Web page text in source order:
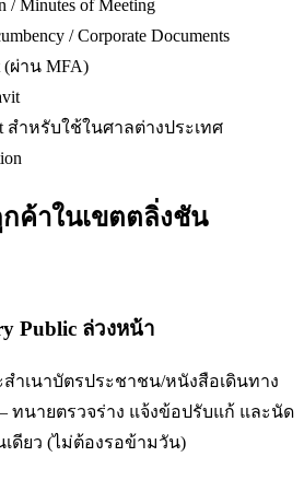
/ Minutes of Meeting
/ Corporate Documents
(ผ่าน MFA)
สำหรับใช้ในศาลต่างประเทศ
ค้าในเขตตลิ่งชัน
Public ล่วงหน้า
สำเนาบัตรประชาชน/หนังสือเดินทาง
ทนายตรวจร่าง แจ้งข้อปรับแก้ และนัด
เดียว (ไม่ต้องรอข้ามวัน)